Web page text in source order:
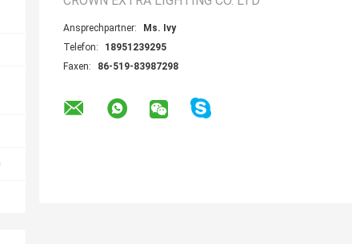
Ansprechpartner:
Ms. Ivy
Telefon:
18951239295
Faxen:
86-519-83987298